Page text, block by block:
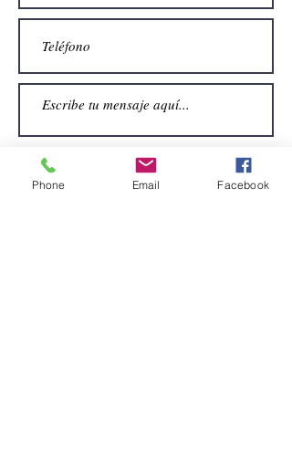
Enviar
Phone Email Facebook